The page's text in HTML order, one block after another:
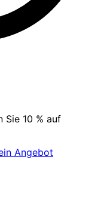
Sie 10 % auf
Angebot